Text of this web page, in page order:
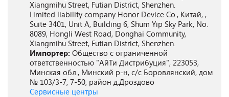
Xiangmihu Street, Futian District, Shenzhen.
Limited liability company Honor Device Co., Китай, ,
Suite 3401, Unit A, Building 6, Shum Yip Sky Park, No.
8089, Hongli West Road, Donghai Community,
Xiangmihu Street, Futian District, Shenzhen.
Импортер: Общество с ограниченной
ответственностью "АйТи Дистрибуция", 223053,
Минская обл., Минский р-н, с/с Боровлянский, дом
№ 103/3-7, 7-50, район д.Дроздово
Сервисные центры